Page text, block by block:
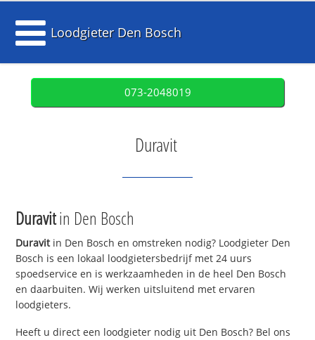
Loodgieter Den Bosch
073-2048019
Duravit
Duravitin Den Bosch
Duravitin Den Bosch en omstreken nodig? Loodgieter Den
Bosch is een lokaal loodgietersbedrijf met 24 uurs
spoedservice en is werkzaamheden in de heel Den Bosch
en daarbuiten. Wij werken uitsluitend met ervaren
loodgieters.
Heeft u direct een loodgieter nodig uit Den Bosch? Bel ons